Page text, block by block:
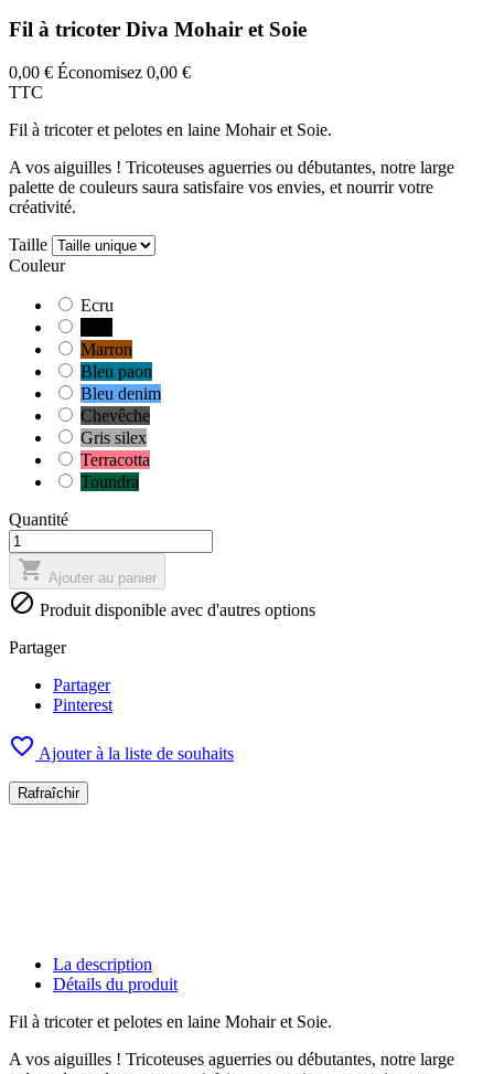
Fil à tricoter Diva Mohair et Soie
0,00 € Économisez 0,00 €
TTC
Fil à tricoter et pelotes en laine Mohair et Soie.
A vos aiguilles ! Tricoteuses aguerries ou débutantes, notre large
palette de couleurs saura satisfaire vos envies, et nourrir votre
créativité.
Taille
Couleur
Ecru
Marron
Bleu paon
Bleu denim
Chevêche
Gris silex
Terracotta
Toundra
Quantité
 Ajouter au panier
 Produit disponible avec d'autres options
Partager
Partager
Pinterest
 Ajouter à la liste de souhaits
La description
Détails du produit
Fil à tricoter et pelotes en laine Mohair et Soie.
A vos aiguilles ! Tricoteuses aguerries ou débutantes, notre large